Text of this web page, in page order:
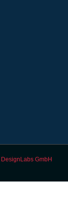
DesignLabs GmbH